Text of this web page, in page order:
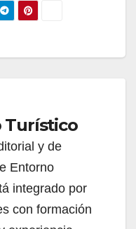
Turístico
y de
Entorno
integrado por
con formación